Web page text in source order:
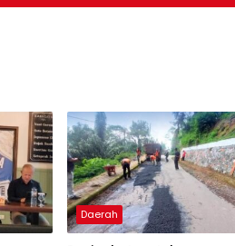
Daerah